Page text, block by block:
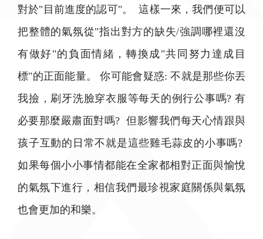
對於"目前進度的認可"。 這樣一來，我們便可以
把整體的氣氛從"指出對方的缺失/強調哪裡還沒
有做好"的負面情緒，轉換成"共同努力達成目
標"的正面能量。 你可能會疑惑: 不就是那些你丟
我撿，刷牙洗臉穿衣服等每天的例行公事嗎? 有
必要那麼嚴肅面對嗎? 但影響我們每天心情跟與
孩子互動的日常不就是這些雞毛蒜皮的小事嗎?
如果每個小小事情都能在全家都相對正面與愉悅
的氣氛下進行，相信我們最珍視家庭關係與氣氛
也會更加的和樂。